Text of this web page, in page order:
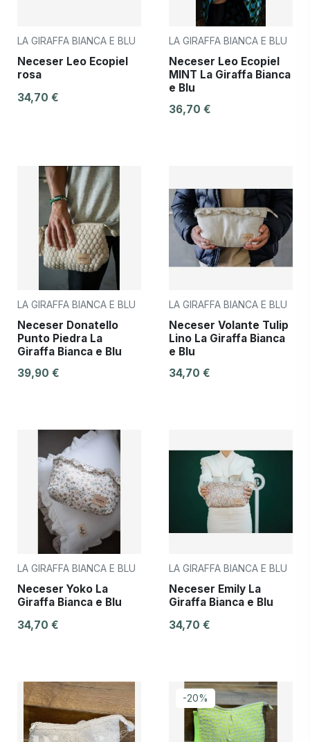
LA GIRAFFA BIANCA E BLU
Neceser Leo Ecopiel
rosa
34,70 €
LA GIRAFFA BIANCA E BLU
Neceser Leo Ecopiel
MINT La Giraffa Bianca
e Blu
36,70 €
LA GIRAFFA BIANCA E BLU
Neceser Donatello
Punto Piedra La
Giraffa Bianca e Blu
39,90 €
LA GIRAFFA BIANCA E BLU
Neceser Volante Tulip
Lino La Giraffa Bianca
e Blu
34,70 €
LA GIRAFFA BIANCA E BLU
Neceser Yoko La
Giraffa Bianca e Blu
34,70 €
LA GIRAFFA BIANCA E BLU
Neceser Emily La
Giraffa Bianca e Blu
34,70 €
-20%